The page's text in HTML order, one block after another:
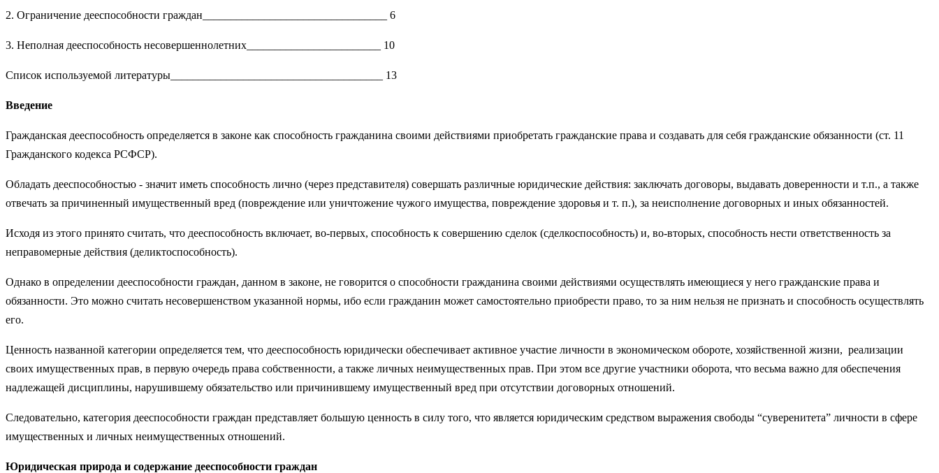
2. Ограничение дееспособности граждан_________________________________ 6
3. Неполная дееспособность несовершеннолетних________________________ 10
Список используемой литературы______________________________________ 13
Введение
Гражданская дееспособность определяется в законе как способность гражданина своими действиями приобретать гражданские права и создавать для себя гражданские обязанности (ст. 11
Гражданского кодекса РСФСР).
Обладать дееспособностью - значит иметь способность лично (через представителя) совершать различные юридические действия: заключать договоры, выдавать доверенности и т.п., а также
отвечать за причиненный имущественный вред (повреждение или уничтожение чужого имущества, повреждение здоровья и т. п.), за неисполнение договорных и иных обязанностей.
Исходя из этого принято считать, что дееспособность включает, во-первых, способность к совершению сделок (сделкоспособность) и, во-вторых, способность нести ответственность за
неправомерные действия (деликтоспособность).
Однако в определении дееспособности граждан, данном в законе, не говорится о способности гражданина своими действиями осуществлять имеющиеся у него гражданские права и
обязанности. Это можно считать несовершенством указанной нормы, ибо если гражданин может самостоятельно приобрести право, то за ним нельзя не признать и способность осуществлять
его.
Ценность названной категории определяется тем, что дееспособность юридически обеспечивает активное участие личности в экономическом обороте, хозяйственной жизни, реализации
своих имущественных прав, в первую очередь права собственности, а также личных неимущественных прав. При этом все другие участники оборота, что весьма важно для обеспечения
надлежащей дисциплины, нарушившему обязательство или причинившему имущественный вред при отсутствии договорных отношений.
Следовательно, категория дееспособности граждан представляет большую ценность в силу того, что является юридическим средством выражения свободы “суверенитета” личности в сфере
имущественных и личных неимущественных отношений.
Юридическая природа и содержание дееспособности граждан